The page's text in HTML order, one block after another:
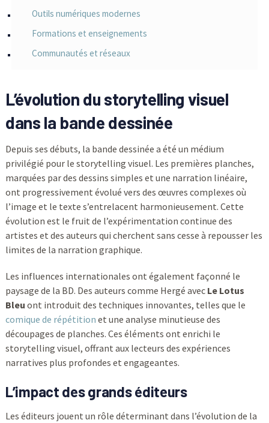
Outils numériques modernes
Formations et enseignements
Communautés et réseaux
L’évolution du storytelling visuel
dans la bande dessinée
Depuis ses débuts, la bande dessinée a été un médium
privilégié pour le storytelling visuel. Les premières planches,
marquées par des dessins simples et une narration linéaire,
ont progressivement évolué vers des œuvres complexes où
l’image et le texte s’entrelacent harmonieusement. Cette
évolution est le fruit de l’expérimentation continue des
artistes et des auteurs qui cherchent sans cesse à repousser les
limites de la narration graphique.
Les influences internationales ont également façonné le
paysage de la BD. Des auteurs comme Hergé avec Le Lotus
Bleu ont introduit des techniques innovantes, telles que le
comique de répétition et une analyse minutieuse des
découpages de planches. Ces éléments ont enrichi le
storytelling visuel, offrant aux lecteurs des expériences
narratives plus profondes et engageantes.
L’impact des grands éditeurs
Les éditeurs jouent un rôle déterminant dans l’évolution de la